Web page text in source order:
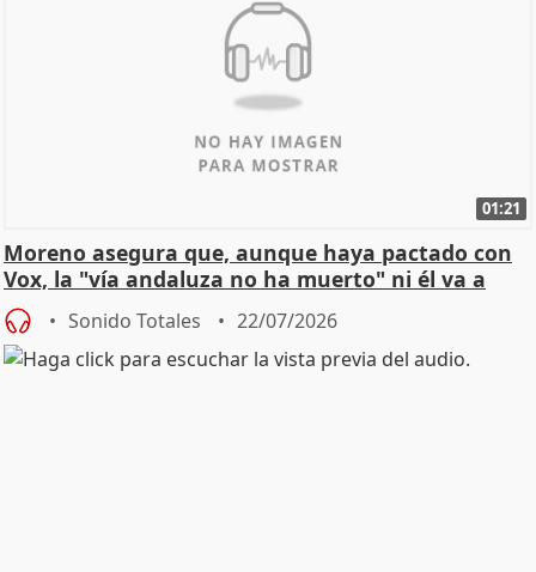
01:21
Moreno asegura que, aunque haya pactado con
Vox, la "vía andaluza no ha muerto" ni él va a
"cambiar"
Sonido Totales 22/07/2026